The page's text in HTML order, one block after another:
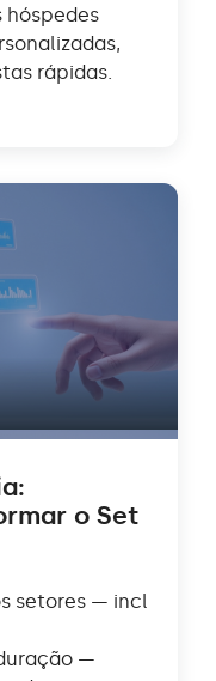
hóspedes
rápidas.
o Set
setores — incl
—